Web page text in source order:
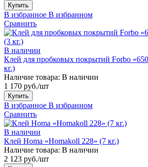
Купить
В избранное В избранном
Сравнить
В наличии
Клей для пробковых покрытий Forbo
кг.)
Наличие товара: В наличии
1 170 руб./шт
Купить
В избранное В избранном
Сравнить
В наличии
Клей Homa «Homakoll 228» (7 кг.)
Наличие товара: В наличии
2 123 руб./шт